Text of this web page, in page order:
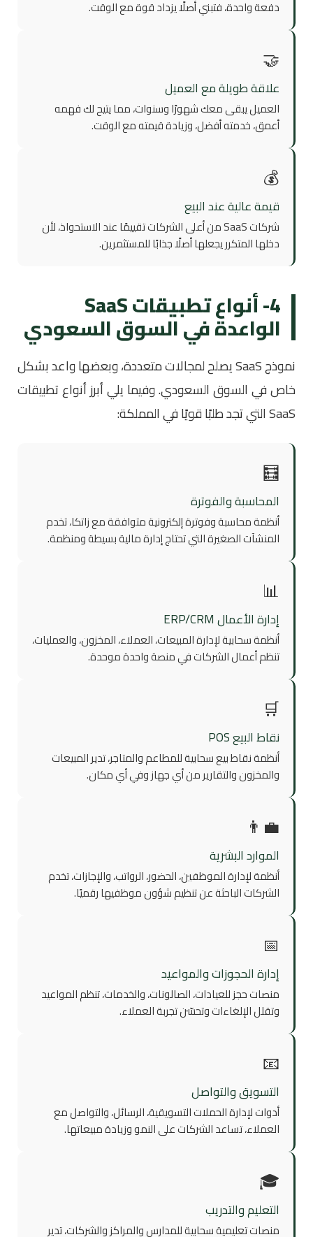
دفعة واحدة، فتبني أصلًا يزداد قوة مع الوقت.
🤝
علاقة طويلة مع العميل
العميل يبقى معك شهورًا وسنوات، مما يتيح لك فهمه
أعمق، خدمته أفضل، وزيادة قيمته مع الوقت.
💰
قيمة عالية عند البيع
شركات SaaS من أعلى الشركات تقييمًا عند الاستحواذ، لأن
دخلها المتكرر يجعلها أصلًا جذابًا للمستثمرين.
4- أنواع تطبيقات SaaS
الواعدة في السوق السعودي
نموذج SaaS يصلح لمجالات متعددة، وبعضها واعد بشكل
خاص في السوق السعودي. وفيما يلي أبرز أنواع تطبيقات
SaaS التي تجد طلبًا قويًا في المملكة:
🧮
المحاسبة والفوترة
أنظمة محاسبة وفوترة إلكترونية متوافقة مع زاتكا، تخدم
المنشآت الصغيرة التي تحتاج إدارة مالية بسيطة ومنظمة.
📊
إدارة الأعمال ERP/CRM
أنظمة سحابية لإدارة المبيعات، العملاء، المخزون، والعمليات،
تنظم أعمال الشركات في منصة واحدة موحدة.
🛒
نقاط البيع POS
أنظمة نقاط بيع سحابية للمطاعم والمتاجر، تدير المبيعات
والمخزون والتقارير من أي جهاز وفي أي مكان.
👨‍💼
الموارد البشرية
أنظمة لإدارة الموظفين، الحضور، الرواتب، والإجازات، تخدم
الشركات الباحثة عن تنظيم شؤون موظفيها رقميًا.
📅
إدارة الحجوزات والمواعيد
منصات حجز للعيادات، الصالونات، والخدمات، تنظم المواعيد
وتقلل الإلغاءات وتحسّن تجربة العملاء.
📧
التسويق والتواصل
أدوات لإدارة الحملات التسويقية، الرسائل، والتواصل مع
العملاء، تساعد الشركات على النمو وزيادة مبيعاتها.
🎓
التعليم والتدريب
منصات تعليمية سحابية للمدارس والمراكز والشركات، تدير